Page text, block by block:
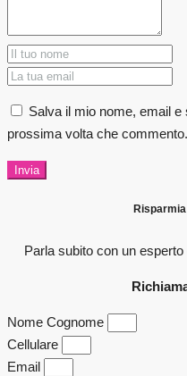
Salva il mio nome, email
prossima volta che commento.
Invia
Parla subito con un esperto
Nome Cognome
Cellulare
Email